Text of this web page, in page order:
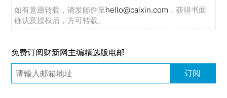
如有意愿转载，请发邮件至hello@caixin.com ，获得书面
确认及授权后，方可转载。
免费订阅财新网主编精选版电邮
订阅